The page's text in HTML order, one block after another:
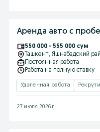
Аренда авто с
550 000 - 555 000 сум
Ташкент, Яшнабадский
Постоянная работа
Работа на полную ставку
Удалённая работа
27 июля 2026 г.